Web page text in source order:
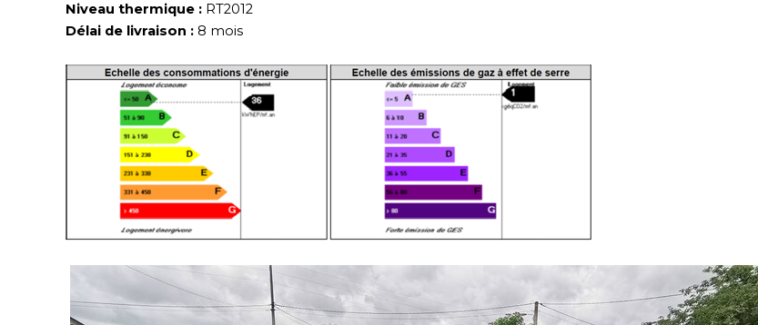
Niveau thermique : RT2012
Délai de livraison : 8 mois